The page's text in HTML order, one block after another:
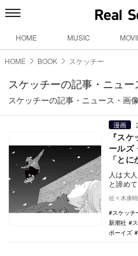
HOME MUSIC
HOME BOOK スケッチー
スケッチーの記事・ニュ
スケッチーの記事・ニュース・画
漫画
『ス
ールズ
「と
る」
人は大
と諦め
ふとし
佐々木康
スケッチ
新潮社
ボーイズ